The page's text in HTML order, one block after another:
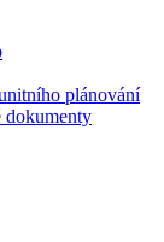
plánování